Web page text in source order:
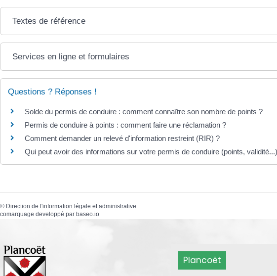
Textes de référence
Services en ligne et formulaires
Questions ? Réponses !
Solde du permis de conduire : comment connaître son nombre de points ?
Permis de conduire à points : comment faire une réclamation ?
Comment demander un relevé d'information restreint (RIR) ?
Qui peut avoir des informations sur votre permis de conduire (points,
© Direction de l'information légale et administrative
comarquage developpé par baseo.io
Plancoët